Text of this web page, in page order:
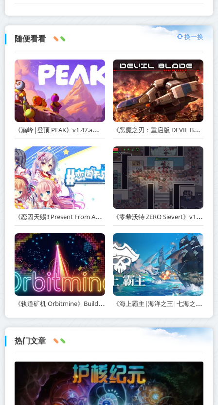
随便看看 换一换
《巅峰|登顶 PEAK》v1.47.a【单机+联机】丨中文版网盘下载 《恶魔之刃：重启版 DEVIL BLADE REBOOT》v1.2.4-免安装中文版丨中文版网盘下载
《恋因天赐!! Present From Angel Template!! An Angel's Gift》Build.23930554-免安装中文版丨中文版网盘下载 《零希沃特 ZERO Sievert》v1.2.59-免安装中文版丨中文版网盘下载
《轨道矿机 Orbitmine》Build.24135737-免安装中文版丨中文版网盘下载 《海上霸主|海洋之王|七海之王 King of Seas》v1.20-免安装中文版丨中文版网盘下载
热门文章